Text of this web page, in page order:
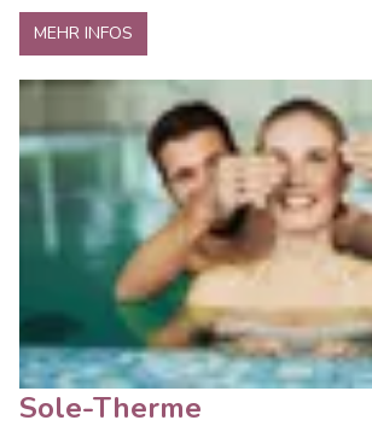
MEHR INFOS
Sole-Therme